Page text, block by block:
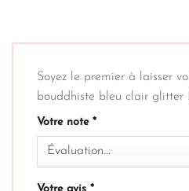
Soyez le premier à laisser
bouddhiste bleu clair glitter
Votre note *